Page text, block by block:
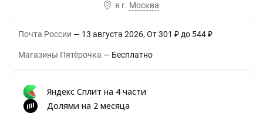
в г. Москва
Почта России 13 августа 2026 От 301 ₽до 544₽
Магазины Пятёрочка Бесплатно
Яндекс Сплит на 4 части
Долями на 2 месяца